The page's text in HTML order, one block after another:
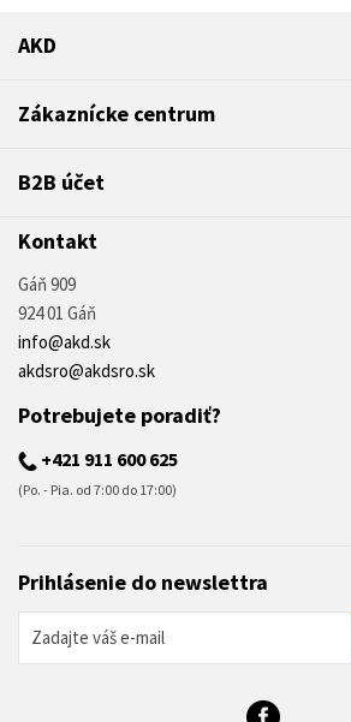
AKD
Zákaznícke centrum
B2B účet
Kontakt
Gáň 909
924 01 Gáň
info@akd.sk
akdsro@akdsro.sk
Potrebujete poradiť?
+421 911 600 625
(Po. - Pia. od 7:00 do 17:00)
Prihlásenie do newslettra